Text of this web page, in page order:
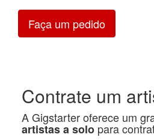
Faça um pedido
Contrate um
A Gigstarter oferece um
artistas a solopara